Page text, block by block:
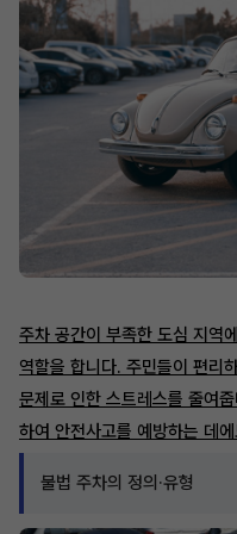
주차 공간이 부족한 도심 지역
역할을 합니다. 주민들이 편리
문제로 인한 스트레스를 줄여
하여 안전사고를 예방하는 데
불법 주차의 정의·유형